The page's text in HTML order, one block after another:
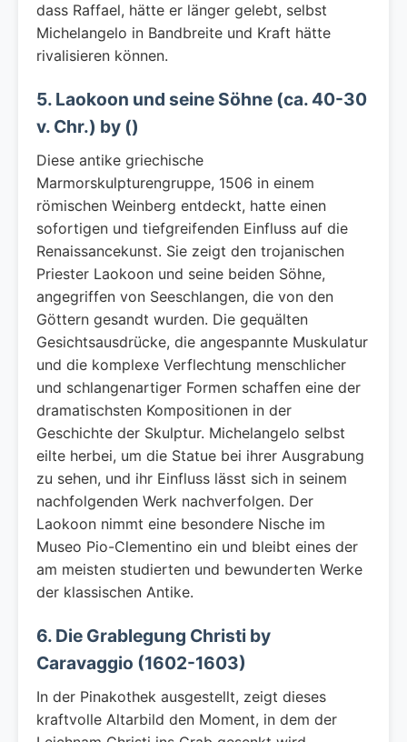
dass Raffael, hätte er länger gelebt, selbst
Michelangelo in Bandbreite und Kraft hätte
rivalisieren können.
5. Laokoon und seine Söhne (ca. 40-30
v. Chr.) by ()
Diese antike griechische
Marmorskulpturengruppe, 1506 in einem
römischen Weinberg entdeckt, hatte einen
sofortigen und tiefgreifenden Einfluss auf die
Renaissancekunst. Sie zeigt den trojanischen
Priester Laokoon und seine beiden Söhne,
angegriffen von Seeschlangen, die von den
Göttern gesandt wurden. Die gequälten
Gesichtsausdrücke, die angespannte Muskulatur
und die komplexe Verflechtung menschlicher
und schlangenartiger Formen schaffen eine der
dramatischsten Kompositionen in der
Geschichte der Skulptur. Michelangelo selbst
eilte herbei, um die Statue bei ihrer Ausgrabung
zu sehen, und ihr Einfluss lässt sich in seinem
nachfolgenden Werk nachverfolgen. Der
Laokoon nimmt eine besondere Nische im
Museo Pio-Clementino ein und bleibt eines der
am meisten studierten und bewunderten Werke
der klassischen Antike.
6. Die Grablegung Christi by
Caravaggio (1602-1603)
In der Pinakothek ausgestellt, zeigt dieses
kraftvolle Altarbild den Moment, in dem der